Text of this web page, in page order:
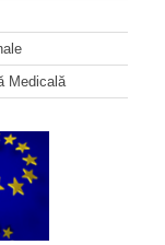
Medicală